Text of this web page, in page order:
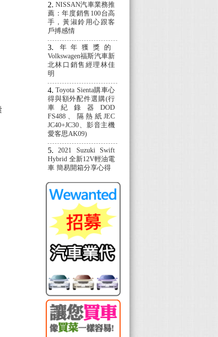
NISSAN汽車業務推
薦：年度銷售100台高
手，黃淑鈴用心跟客
戶搏感情
年年獲獎的
Volkswagen福斯汽車新
北林口銷售經理林佳
明
Toyota Sienta購車心
得與額外配件選購(行
車紀錄器DOD
FS488、隔熱紙JEC
JC40+JC30、影音主機
愛客思AK09)
2021 Suzuki Swift
Hybrid 全新12V輕油電
車 簡易開箱分享心得